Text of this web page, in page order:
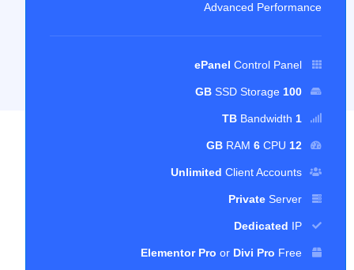
Advanced Performance
ePanel Control Panel
100 GB
SSD Storage
1 TB
Bandwidth
12 GB
RAM 6 CPU
Unlimited Client Accounts
Private Server
Dedicated IP
Elementor Pro or Divi Pro Free